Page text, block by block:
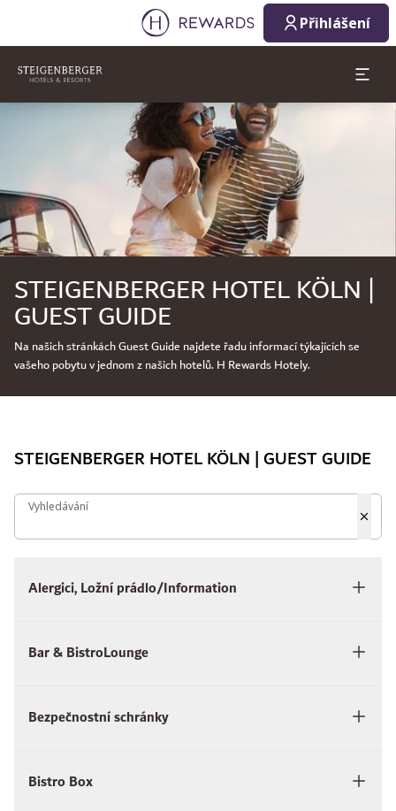
Přihlášení
Sklíčko 1 z 1
STEIGENBERGER HOTEL KÖLN |
GUEST GUIDE
Na našich stránkách Guest Guide najdete řadu informací týkajících se
vašeho pobytu v jednom z našich hotelů. H Rewards Hotely.
STEIGENBERGER HOTEL KÖLN | GUEST GUIDE
Vyhledávání
Vyhledávání
Alergici, Ložní prádlo/Information
Bar & BistroLounge
Bezpečnostní schránky
Bistro Box